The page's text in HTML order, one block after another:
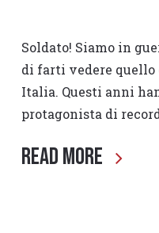
Soldato! Siamo in
di farti vedere quello
Italia. Questi anni
protagonista di
Read More